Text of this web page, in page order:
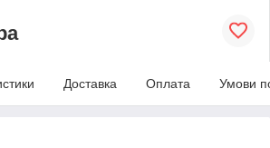
Доставка Оплата Умови